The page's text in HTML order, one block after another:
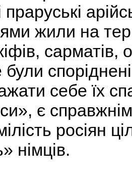
праруські
жили на
сарматів,
себе їх
є
росіян
німців.